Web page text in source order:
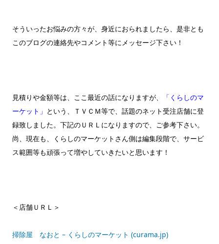
そういったお悩みの方々が、身近におられましたら、是非とも
このブログの連絡先やコメント等にメッセージ下さい！
見積りや金額等は、ここ最近の話になりますが、
「くらしのマ
ーケット」 という、ＴＶＣＭ等で、話題のネット受注店舗に登
録致しました。下記のＵＲＬになりますので、ご参考下さい。
尚、現在も、くらしのマーケットさん側は編集段階で、サービ
ス範囲等も頑張って増やしていきたいと思います！
＜店舗ＵＲＬ＞
掃除屋 なおと – くらしのマーケット (curama.jp)